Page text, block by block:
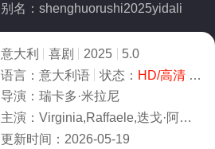
别名：shenghuorushi2025yidali
意大利 喜剧 2025
5.0
语言： 意大利语 状态： HD/高清- 免费在线观看
导演： 瑞卡多·米拉尼
主演： Virginia,Raffaele,迭戈·阿巴坦托诺,Aldo,Baglio,Ignazio,Mulas
更新时间： 2026-05-19